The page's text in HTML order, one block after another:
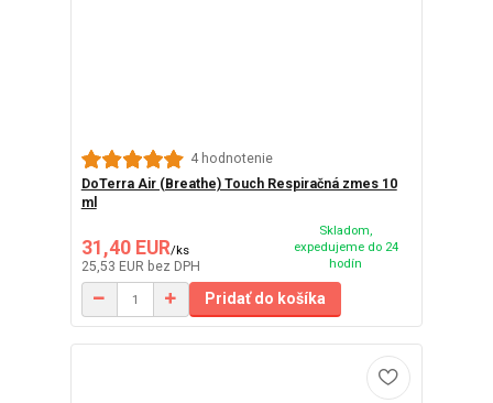
4 hodnotenie
DoTerra Air (Breathe) Touch Respiračná zmes 10
ml
31,40 EUR/ks
25,53 EUR bez DPH
Skladom,
expedujeme do 24
hodín
Pridať do košíka